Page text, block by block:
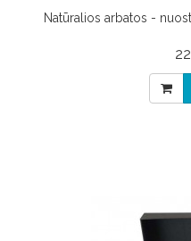
Natūralios arbatos -